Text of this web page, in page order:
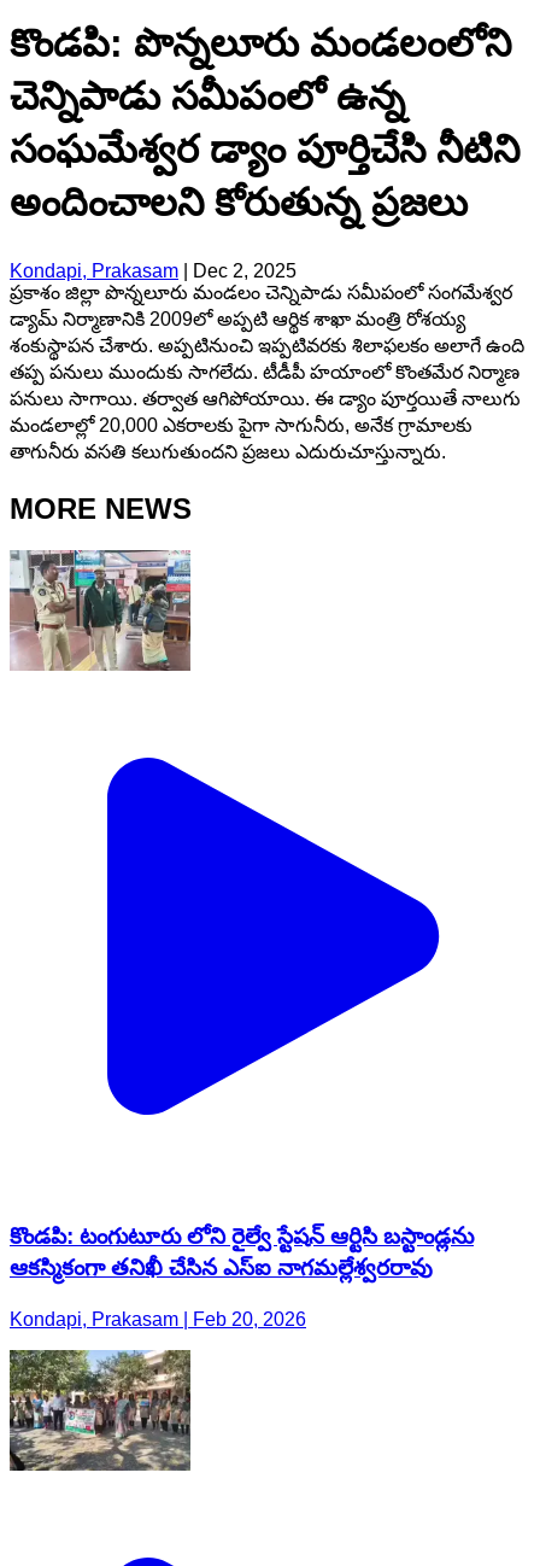
కొండపి: పొన్నలూరు మండలంలోని
చెన్నిపాడు సమీపంలో ఉన్న
సంఘమేశ్వర డ్యాం పూర్తిచేసి నీటిని
అందించాలని కోరుతున్న ప్రజలు
Kondapi, Prakasam
Dec 2, 2025
ప్రకాశం జిల్లా పొన్నలూరు మండలం చెన్నిపాడు సమీపంలో సంగమేశ్వర
డ్యామ్ నిర్మాణానికి 2009లో అప్పటి ఆర్థిక శాఖా మంత్రి రోశయ్య
శంకుస్థాపన చేశారు. అప్పటినుంచి ఇప్పటివరకు శిలాఫలకం అలాగే ఉంది
తప్ప పనులు ముందుకు సాగలేదు. టీడీపీ హయాంలో కొంతమేర నిర్మాణ
పనులు సాగాయి. తర్వాత ఆగిపోయాయి. ఈ డ్యాం పూర్తయితే నాలుగు
మండలాల్లో 20,000 ఎకరాలకు పైగా సాగునీరు, అనేక గ్రామాలకు
తాగునీరు వసతి కలుగుతుందని ప్రజలు ఎదురుచూస్తున్నారు.
MORE NEWS
కొండపి: టంగుటూరు లోని రైల్వే స్టేషన్ ఆర్టిసి బస్టాండ్లను
ఆకస్మికంగా తనిఖీ చేసిన ఎస్ఐ నాగమల్లేశ్వరరావు
Kondapi, Prakasam | Feb 20, 2026